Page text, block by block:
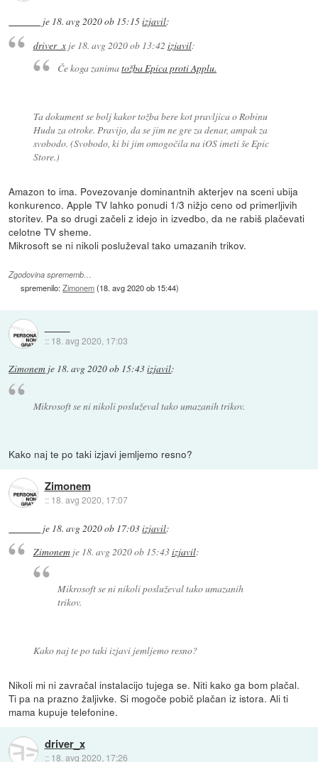
je 18. avg 2020 ob 15:15izjavil:
driver_xje 18. avg 2020 ob 13:42 izjavil:
Če koga zanimatožba Epica proti Applu.
Ta dokument se bolj kakor tožba bere kot pravljica o Robinu
Hudu za otroke. Pravijo, da se jim ne gre za denar, ampak za
svobodo. (Svobodo, ki bi jim omogočila na iOS imeti še Epic
Store.)
Amazon to ima. Povezovanje dominantnih akterjev na sceni ubija
konkurenco. Apple TV lahko ponudi 1/3 nižjo ceno od primerljivih
storitev. Pa so drugi začeli z idejo in izvedbo, da ne rabiš plačevati
celotne TV sheme.
Mikrosoft se ni nikoli posluževal tako umazanih trikov.
Zgodovina sprememb…
spremenilo:Zimonem(18. avg 2020 ob 15:44)
:: 18. avg 2020, 17:03
Zimonem je 18. avg 2020 ob 15:43izjavil:
Mikrosoft se ni nikoli posluževal tako umazanih trikov.
Kako naj te po taki izjavi jemljemo resno?
Zimonem
:: 18. avg 2020, 17:07
je 18. avg 2020 ob 17:03izjavil:
Zimonemje 18. avg 2020 ob 15:43izjavil:
Mikrosoft se ni nikoli posluževal tako umazanih
trikov.
Kako naj te po taki izjavi jemljemo resno?
Nikoli mi ni zavračal instalacijo tujega se. Niti kako ga bom plačal.
Ti pa na prazno žaljivke. Si mogoče pobič plačan iz istora. Ali ti
mama kupuje telefonine.
driver_x
:: 18. avg 2020, 17:26